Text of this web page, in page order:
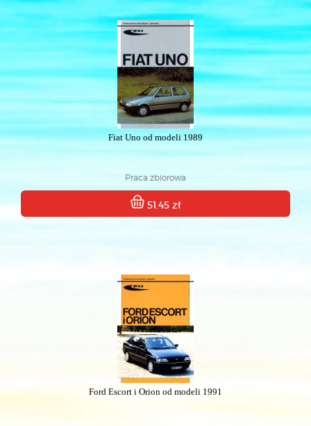
Fiat Uno od modeli 1989
Praca zbiorowa
51.45 zł
Ford Escort i Orion od modeli 1991